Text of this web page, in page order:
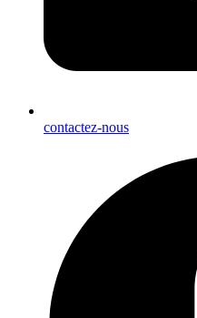
contactez-nous